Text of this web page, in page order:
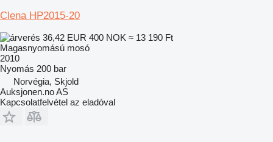
Clena HP2015-20
36,42 EUR 400 NOK ≈ 13 190 Ft
Magasnyomású mosó
2010
Nyomás 200 bar
Norvégia, Skjold
Auksjonen.no AS
Kapcsolatfelvétel az eladóval